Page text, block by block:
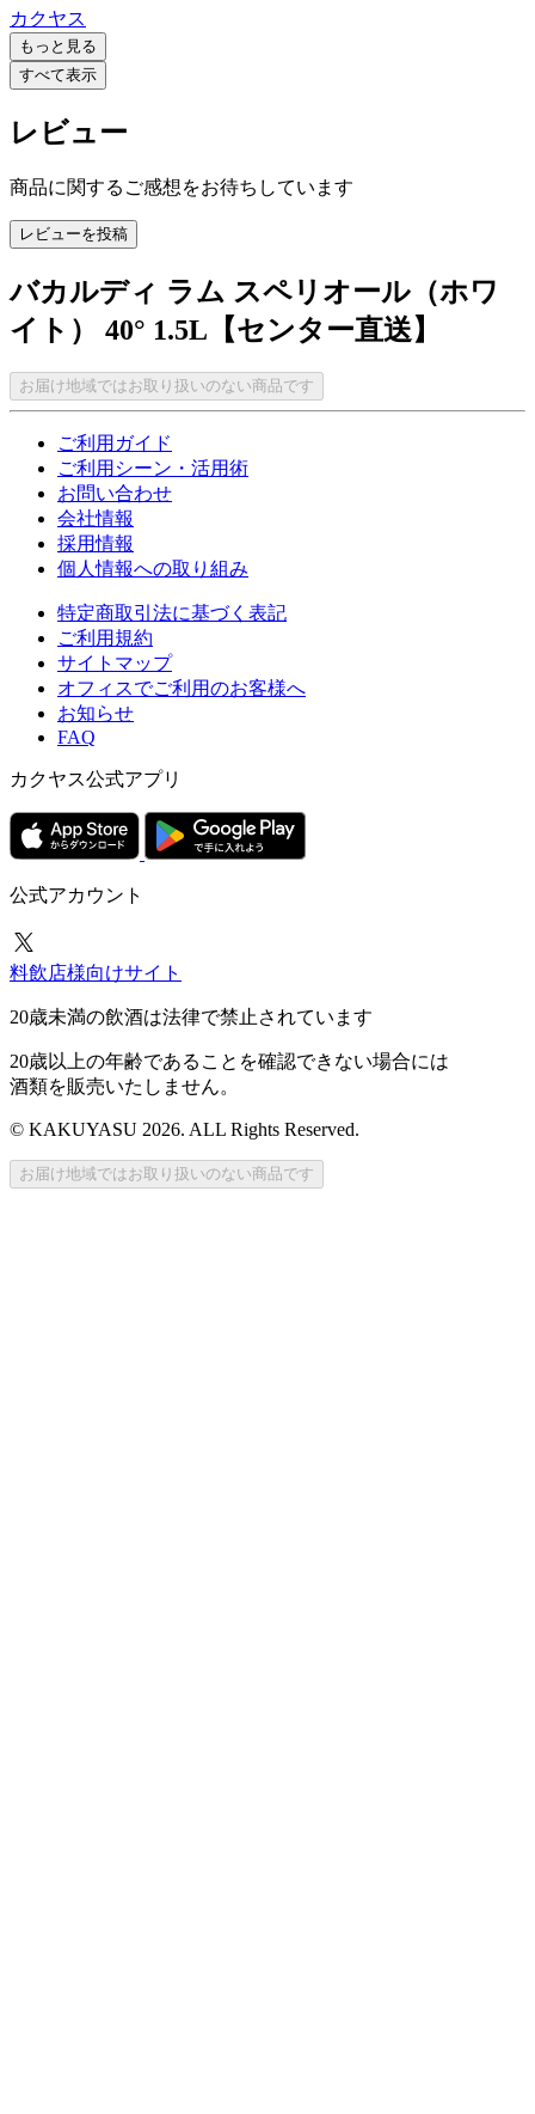
カクヤス
もっと見る
すべて表示
レビュー
商品に関するご感想をお待ちしています
レビューを投稿
バカルディ ラム スペリオール（ホワ
イト） 40° 1.5L【センター直送】
お届け地域ではお取り扱いのない商品です
ご利用ガイド
ご利用シーン・活用術
お問い合わせ
会社情報
採用情報
個人情報への取り組み
特定商取引法に基づく表記
ご利用規約
サイトマップ
オフィスでご利用のお客様へ
お知らせ
FAQ
カクヤス公式アプリ
公式アカウント
料飲店様向けサイト
20歳未満の飲酒は法律で禁止されています
20歳以上の年齢であることを確認できない場合には
酒類を販売いたしません。
© KAKUYASU 2026. ALL Rights Reserved.
お届け地域ではお取り扱いのない商品です